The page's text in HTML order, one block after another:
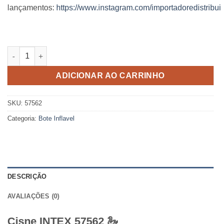
lançamentos: https://www.instagram.com/
Bote Cisne Intex quantidade
ADICIONAR AO CARRINHO
SKU: 57562
Categoria: Bote Inflavel
DESCRIÇÃO
AVALIAÇÕES (0)
Cisne INTEX 57562 🦢